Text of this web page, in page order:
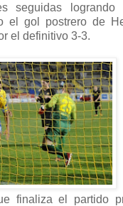
seguidas
el gol postrero de
el definitivo 3-3.
finaliza el partido